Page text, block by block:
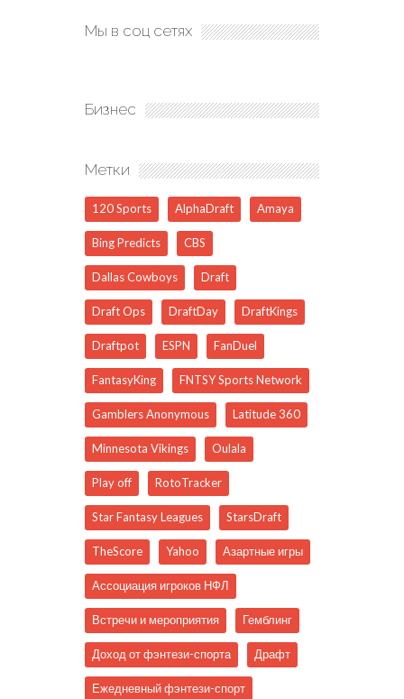
Мы в соц сетях
Бизнес
Метки
120 Sports AlphaDraft Amaya
Bing Predicts CBS
Dallas Cowboys Draft
Draft Ops DraftDay DraftKings
Draftpot ESPN FanDuel
FantasyKing FNTSY Sports Network
Gamblers Anonymous Latitude 360
Minnesota Vikings Oulala
Play off RotoTracker
Star Fantasy Leagues StarsDraft
TheScore Yahoo Азартные игры
Ассоциация игроков НФЛ
Встречи и мероприятия Гемблинг
Доход от фэнтези-спорта Драфт
Ежедневный фэнтези-спорт